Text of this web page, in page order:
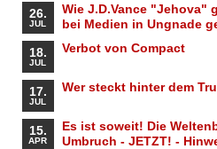
26.
JUL
Wie J.D.Vance "Jehova"
bei Medien in Ungnade
18.
JUL
Verbot von Compact
17.
JUL
Wer steckt hinter dem
15.
APR
Es ist soweit! Die
Umbruch - JETZT! -